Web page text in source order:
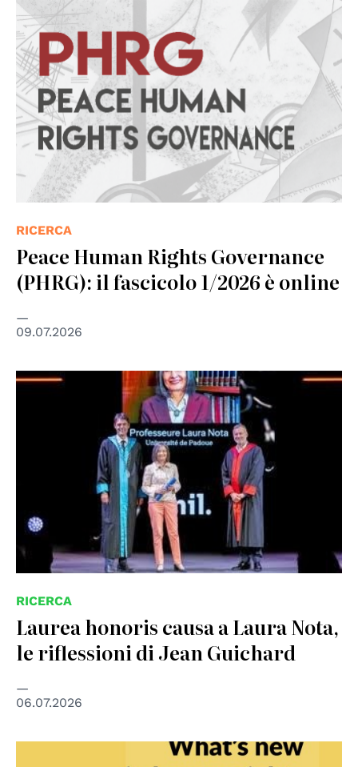
RICERCA
Peace Human Rights Governance
(PHRG): il fascicolo 1/2026 è online
09.07.2026
RICERCA
Laurea honoris causa a Laura Nota,
le riflessioni di Jean Guichard
06.07.2026